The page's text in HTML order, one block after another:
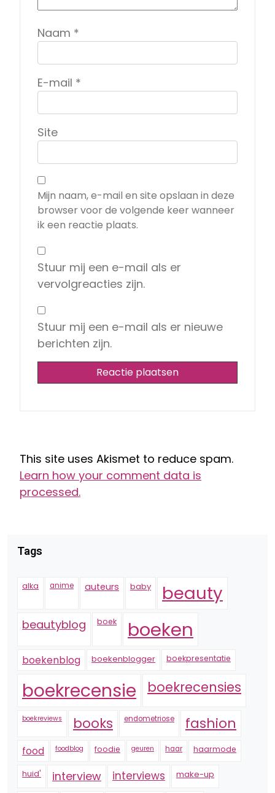
Naam *
E-mail *
Site
Mijn naam, e-mail en site opslaan in deze
browser voor de volgende keer wanneer
ik een reactie plaats.
Stuur mij een e-mail als er
vervolgreacties zijn.
Stuur mij een e-mail als er nieuwe
berichten zijn.
This site uses Akismet to reduce spam.
Learn how your comment data is
processed.
Tags
alka anime auteurs baby beauty
beautyblog boek boeken
boekenblog boekenblogger boekpresentatie
boekrecensie boekrecensies
boekreviews books endometriose fashion
food foodblog foodie geuren haar haarmode
huid' interview interviews make-up